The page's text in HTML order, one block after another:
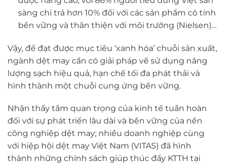
sàng chi trả hơn 10% đối với các sản phẩm có tính
bền vững và thân thiện với môi trường (Nielsen)…
Vậy, để đạt được mục tiêu ‘xanh hóa’ chuỗi sản xuất,
ngành dệt may cần có giải pháp về sử dụng năng
lượng sạch hiệu quả, hạn chế tối đa phát thải và
hình thành một chuỗi cung ứng bền vững.
Nhận thấy tầm quan trọng của kinh tế tuần hoàn
đối với sự phát triển lâu dài và bền vững của nền
công nghiệp dệt may; nhiều doanh nghiệp cùng
với hiệp hội dệt may Việt Nam (VITAS) đã hình
thành những chính sách giúp thúc đẩy KTTH tại